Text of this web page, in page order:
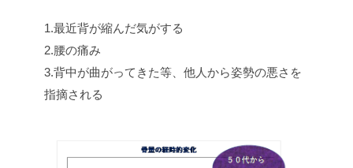
1.最近背が縮んだ気がする
2.腰の痛み
3.背中が曲がってきた等、他人から姿勢の悪さを
指摘される